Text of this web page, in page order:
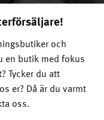
– ett
och
en butik med fokus
Tycker du att
er? Då är du varmt
oss.